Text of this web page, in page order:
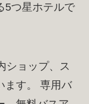
5つ星ホテルで
ショップ、ス
ます。 専用バ